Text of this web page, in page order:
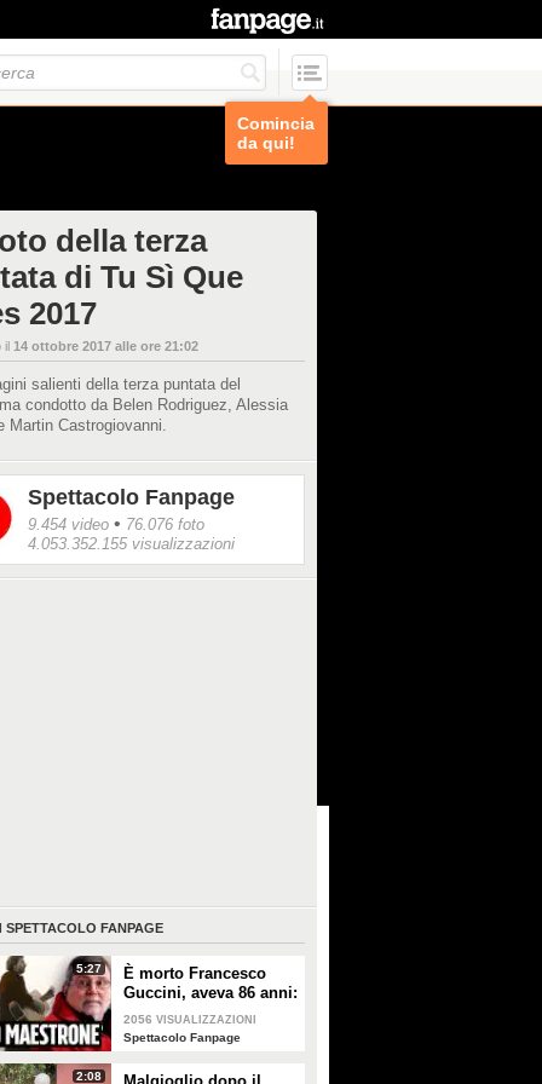
Comincia
da qui!
della terza
di Tu Sì Que
2017
il 14 ottobre 2017 alle ore 21:02
salienti della terza puntata del
condotto da Belen Rodriguez, Alessia
Martin Castrogiovanni.
Spettacolo Fanpage
9.454 video • 76.076 foto
4.053.352.155 visualizzazioni
SPETTACOLO FANPAGE
5:27
È morto Francesco
Guccini, aveva 86 anni:
è stato uno dei
cantautori più
2056 VISUALIZZAZIONI
Spettacolo Fanpage
2:08